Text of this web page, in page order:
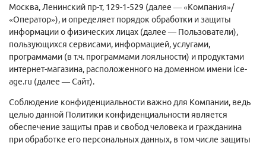
Москва, Ленинский пр-т, 129-1-529 (далее — «Компания»/
«Оператор»), и определяет порядок обработки и защиты
информации о физических лицах (далее — Пользователи),
пользующихся сервисами, информацией, услугами,
программами (в т.ч. программами лояльности) и продуктами
интернет-магазина, расположенного на доменном имени ice-
age.ru (далее — Сайт).
Соблюдение конфиденциальности важно для Компании, ведь
целью данной Политики конфиденциальности является
обеспечение защиты прав и свобод человека и гражданина
при обработке его персональных данных, в том числе защиты